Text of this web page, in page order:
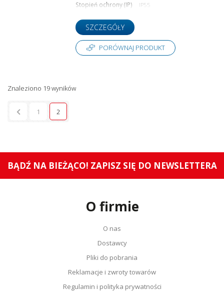
Stopień ochrony (IP)
IP55
SZCZEGÓŁY
PORÓWNAJ PRODUKT
Znaleziono 19 wyników
1 2
BĄDŹ NA BIEŻĄCO! ZAPISZ SIĘ DO NEWSLETTERA
O firmie
O nas
Dostawcy
Pliki do pobrania
Reklamacje i zwroty towarów
Regulamin i polityka prywatności